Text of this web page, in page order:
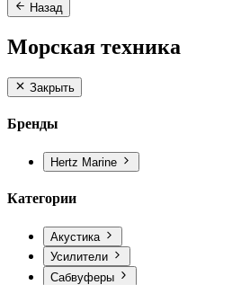
Назад
Морская техника
Закрыть
Бренды
Hertz Marine
Категории
Акустика
Усилители
Сабвуферы